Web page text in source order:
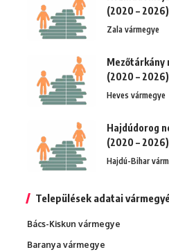
(2020 – 2026)
Zala vármegye
Mezőtárkány
(2020 – 2026)
Heves vármegye
Hajdúdorog
(2020 – 2026)
Hajdú-Bihar
Települések adatai
Bács-Kiskun vármegye
Baranya vármegye